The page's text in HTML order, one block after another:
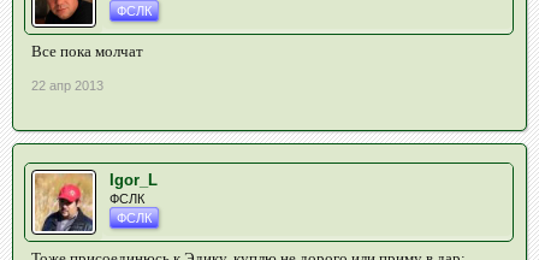
ФСЛК
Все пока молчат
22 апр 2013
Igor_L
ФСЛК
ФСЛК